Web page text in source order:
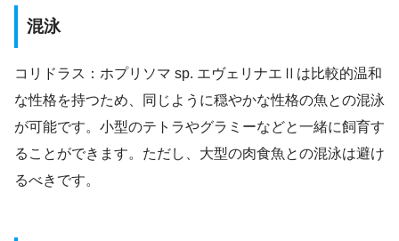
混泳
コリドラス：ホプリソマ sp. エヴェリナエⅡは比較的温和
な性格を持つため、同じように穏やかな性格の魚との混泳
が可能です。小型のテトラやグラミーなどと一緒に飼育す
ることができます。ただし、大型の肉食魚との混泳は避け
るべきです。